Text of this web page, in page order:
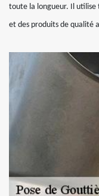
toute la longueur. Il utilise
et des produits de qualité